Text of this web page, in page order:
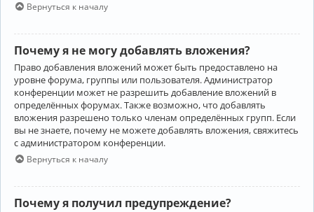
Вернуться к началу
Почему я не могу добавлять вложения?
Право добавления вложений может быть предоставлено на
уровне форума, группы или пользователя. Администратор
конференции может не разрешить добавление вложений в
определённых форумах. Также возможно, что добавлять
вложения разрешено только членам определённых групп. Если
вы не знаете, почему не можете добавлять вложения, свяжитесь
с администратором конференции.
Вернуться к началу
Почему я получил предупреждение?